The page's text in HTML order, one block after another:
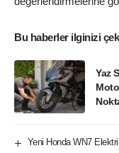
Bu haberler ilginizi
Yaz
Yeni Honda WN7